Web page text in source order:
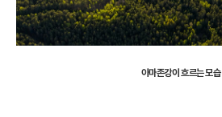
아마존강이 흐르는 모습